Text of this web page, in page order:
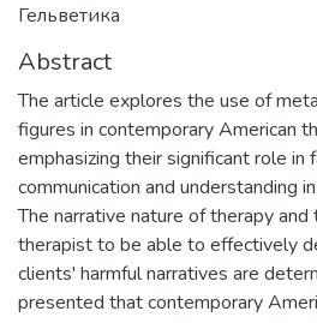
Гельветика
Abstract
The article explores the use of
figures in contemporary American
emphasizing their significant role in
communication and understanding
The narrative nature of therapy
therapist to be able to effectively
clients' harmful narratives are
presented that contemporary